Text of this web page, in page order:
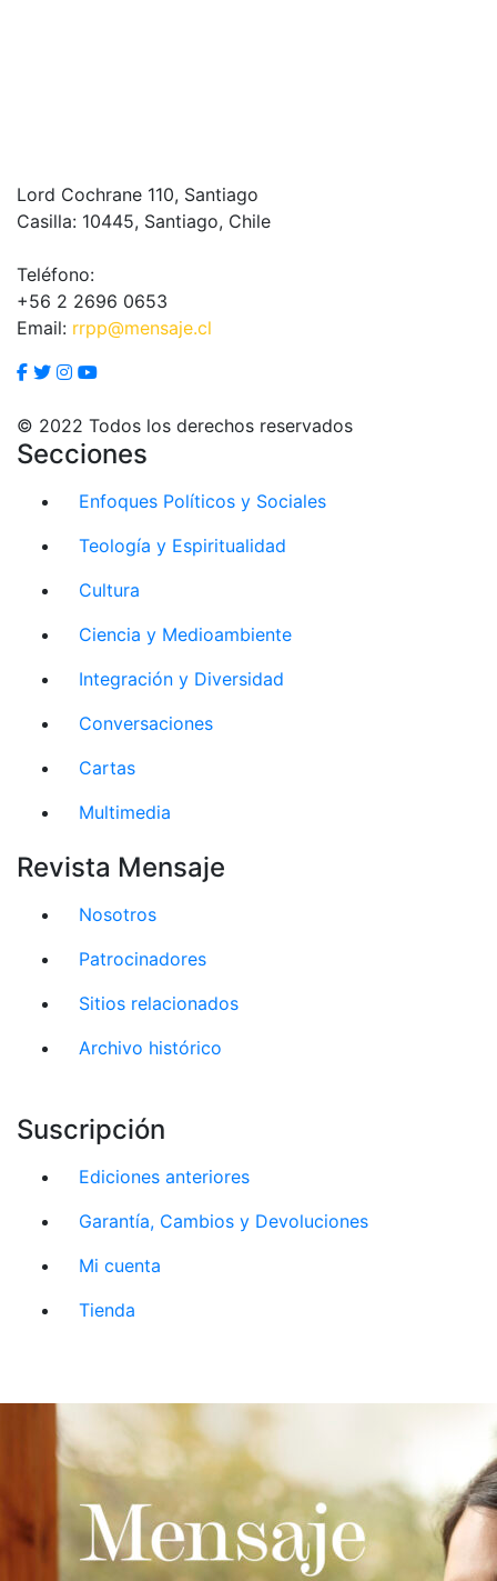
Lord Cochrane 110, Santiago
Casilla: 10445, Santiago, Chile
Teléfono:
+56 2 2696 0653
Email: rrpp@mensaje.cl
© 2022 Todos los derechos reservados
Secciones
Enfoques Políticos y Sociales
Teología y Espiritualidad
Cultura
Ciencia y Medioambiente
Integración y Diversidad
Conversaciones
Cartas
Multimedia
Revista Mensaje
Nosotros
Patrocinadores
Sitios relacionados
Archivo histórico
Suscripción
Ediciones anteriores
Garantía, Cambios y Devoluciones
Mi cuenta
Tienda